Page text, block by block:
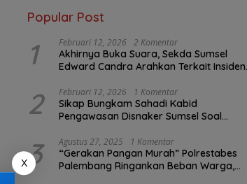
Popular Post
1 Februari 12, 2026 2 Komentar
Akhirnya Buka Suara, Sekda Sumsel
Edward Candra Arahkan Terkait Insiden
2 Februari 12, 2026 1 Komentar
Sikap Bungkam Sahadi Kabid
Pengawasan Disnaker Sumsel Soal
Pengawasan K3?
3 Agustus 27, 2025 1 Komentar
“Gerakan Pangan Murah” Polrestabes
Palembang Ringankan Beban Warga,
X